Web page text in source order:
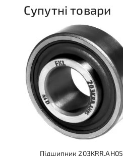
Супутні товари
Підшипник 203KRR.AH05